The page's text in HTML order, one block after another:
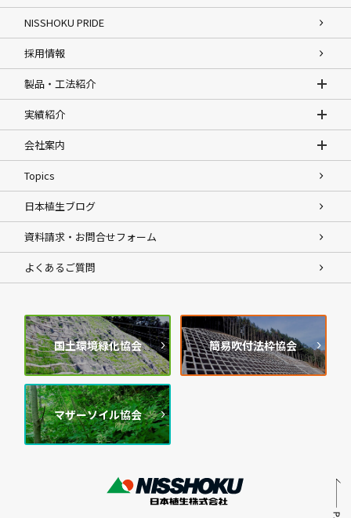
NISSHOKU PRIDE
採用情報
製品・工法紹介
実績紹介
会社案内
Topics
日本植生ブログ
資料請求・お問合せフォーム
よくあるご質問
国土環境緑化協会 簡易吹付法枠協会
マザーソイル協会